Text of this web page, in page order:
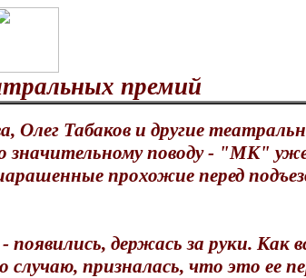
премий
Олег Табаков и другие
поводу - "МК" уже
прохожие перед
держась за руки. Как
призналась, что это ее